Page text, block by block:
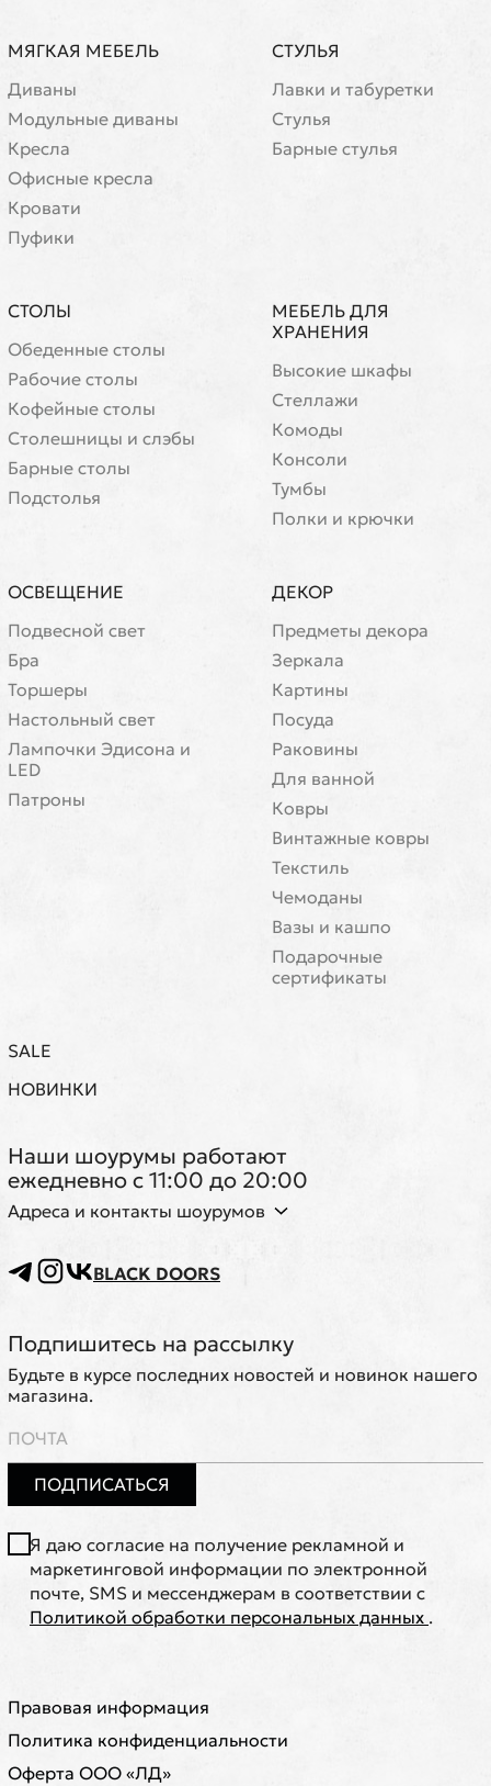
МЯГКАЯ МЕБЕЛЬ
Диваны
Модульные диваны
Кресла
Офисные кресла
Кровати
Пуфики
СТУЛЬЯ
Лавки и табуретки
Стулья
Барные стулья
СТОЛЫ
Обеденные столы
Рабочие столы
Кофейные столы
Cтолешницы и слэбы
Барные столы
Подстолья
МЕБЕЛЬ ДЛЯ
ХРАНЕНИЯ
Высокие шкафы
Стеллажи
Комоды
Консоли
Тумбы
Полки и крючки
ОСВЕЩЕНИЕ
Подвесной свет
Бра
Торшеры
Настольный свет
Лампочки Эдисона и
LED
Патроны
ДЕКОР
Предметы декора
Зеркала
Картины
Посуда
Раковины
Для ванной
Ковры
Винтажные ковры
Текстиль
Чемоданы
Вазы и кашпо
Подарочные
сертификаты
SALE
НОВИНКИ
Наши шоурумы работают
ежедневно с 11:00 до 20:00
Адреса и контакты шоурумов
BLACK DOORS
Подпишитесь на рассылку
Будьте в курсе последних новостей и новинок нашего
магазина.
ПОДПИСАТЬСЯ
Я даю согласие на получение рекламной и
маркетинговой информации по электронной
почте, SMS и мессенджерам в соответствии с
Политикой обработки персональных данных .
Правовая информация
Политика конфиденциальности
Оферта ООО «ЛД»